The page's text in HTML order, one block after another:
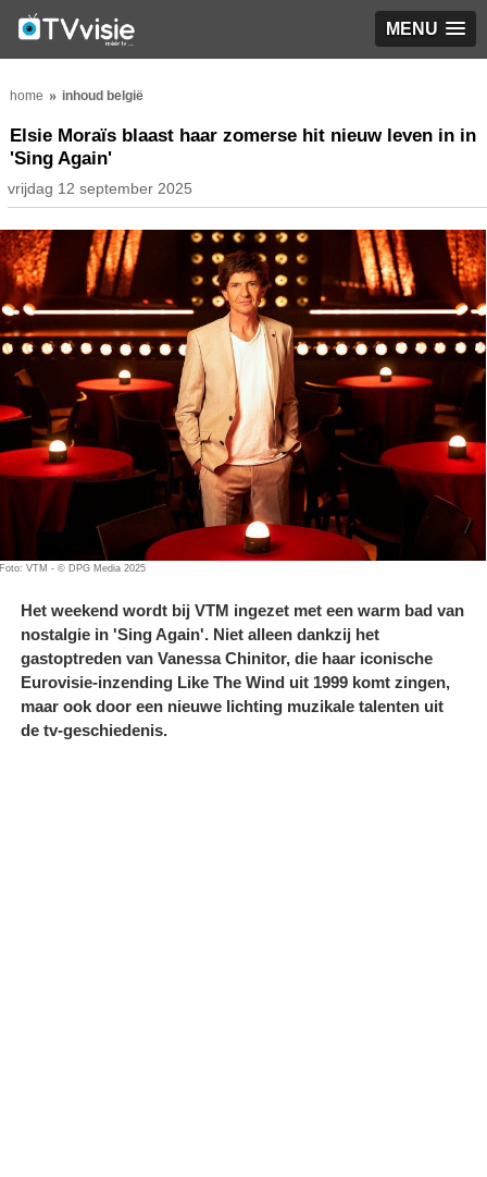
MENU
home inhoud belgië
Elsie Moraïs blaast haar zomerse hit nieuw leven in in
'Sing Again'
vrijdag 12 september 2025
Foto: VTM - © DPG Media 2025
Het weekend wordt bij VTM ingezet met een warm bad van
nostalgie in 'Sing Again'. Niet alleen dankzij het
gastoptreden van Vanessa Chinitor, die haar iconische
Eurovisie-inzending Like The Wind uit 1999 komt zingen,
maar ook door een nieuwe lichting muzikale talenten uit
de tv-geschiedenis.